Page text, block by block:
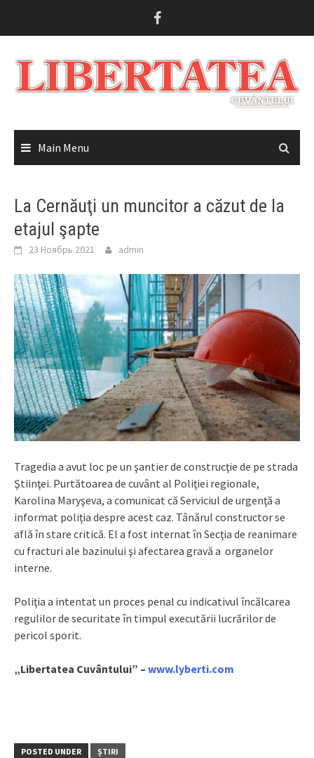
Main Menu
La Cernăuţi un muncitor a căzut de la
etajul şapte
23 Ноябрь 2021 admin
Tragedia a avut loc pe un şantier de construcţie de pe strada
Ştiinţei. Purtătoarea de cuvânt al Poliţiei regionale,
Karolina Maryşeva, a comunicat că Serviciul de urgenţă a
informat poliţia despre acest caz. Tânărul constructor se
află în stare critică. El a fost internat în Secţia de reanimare
cu fracturi ale bazinului şi afectarea gravă a organelor
interne.
Poliţia a intentat un proces penal cu indicativul încălcarea
regulilor de securitate în timpul executării lucrărilor de
pericol sporit.
„Libertatea Cuvântului” – www.lyberti.com
POSTED UNDER ȘTIRI